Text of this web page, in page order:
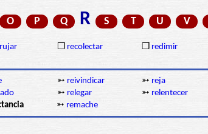
O P Q R S T U V
❒ recolectar ❒ redimir
➳ reivindicar ➳ reja
➳ relegar ➳ relentecer
➳ remache